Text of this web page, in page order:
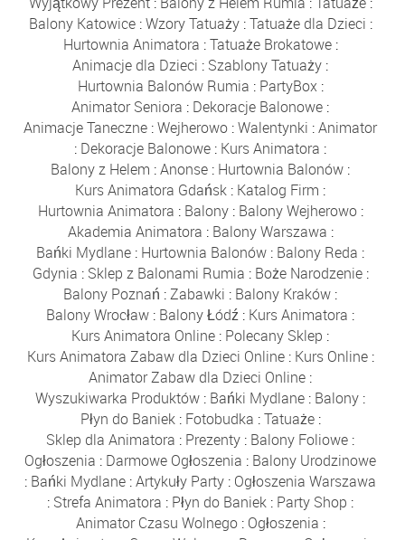
Balony Katowice:Wzory Tatuaży:Tatuaże dla Dzieci :
Hurtownia Animatora :Tatuaże Brokatowe:
Animacje dla Dzieci : Szablony Tatuaży :
Hurtownia Balonów Rumia : PartyBox:
Animator Seniora : Dekoracje Balonowe :
Animacje Taneczne :Wejherowo :Walentynki :Animator
: Dekoracje Balonowe : Kurs Animatora :
Balony z Helem :Anonse : Hurtownia Balonów :
Kurs Animatora Gdańsk : Katalog Firm :
Hurtownia Animatora : Balony: Balony Wejherowo:
Akademia Animatora : Balony Warszawa :
Bańki Mydlane : Hurtownia Balonów : Balony Reda :
Gdynia : Sklep z Balonami Rumia : Boże Narodzenie:
Balony Poznań :Zabawki : Balony Kraków :
Balony Wrocław : Balony Łódź : Kurs Animatora :
Kurs Animatora Online : Polecany Sklep :
Kurs Animatora Zabaw dla Dzieci Online: Kurs Online:
Animator Zabaw dla Dzieci Online :
Wyszukiwarka Produktów : Bańki Mydlane : Balony :
Płyn do Baniek: Fotobudka :Tatuaże:
Sklep dla Animatora : Prezenty : Balony Foliowe :
Ogłoszenia : Darmowe Ogłoszenia : Balony Urodzinowe
: Bańki Mydlane :Artykuły Party : Ogłoszenia Warszawa
: Strefa Animatora : Płyn do Baniek : Party Shop :
Animator Czasu Wolnego: Ogłoszenia :